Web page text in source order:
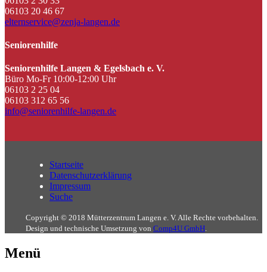
06103 20 46 67
elternservice@zenja-langen.de
Seniorenhilfe
Seniorenhilfe Langen & Egelsbach e. V.
Büro Mo-Fr 10:00-12:00 Uhr
06103 2 25 04
06103 312 65 56
info@seniorenhilfe-langen.de
Startseite
Datenschutzerklärung
Impressum
Suche
Copyright © 2018 Mütterzentrum Langen e. V. Alle Rechte vorbehalten.
Design und technische Umsetzung von Comp4U GmbH.
Menü